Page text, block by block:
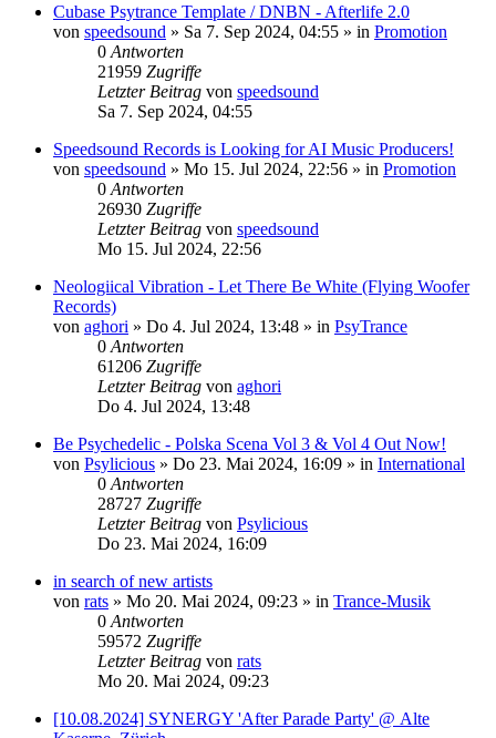
Cubase Psytrance Template / DNBN - Afterlife 2.0
von speedsound » Sa 7. Sep 2024, 04:55 » in Promotion
0 Antworten
21959 Zugriffe
Letzter Beitrag von speedsound
Sa 7. Sep 2024, 04:55
Speedsound Records is Looking for AI Music Producers!
von speedsound » Mo 15. Jul 2024, 22:56 » in Promotion
0 Antworten
26930 Zugriffe
Letzter Beitrag von speedsound
Mo 15. Jul 2024, 22:56
Neologiical Vibration - Let There Be White (Flying Woofer
Records)
von aghori » Do 4. Jul 2024, 13:48 » in PsyTrance
0 Antworten
61206 Zugriffe
Letzter Beitrag von aghori
Do 4. Jul 2024, 13:48
Be Psychedelic - Polska Scena Vol 3 & Vol 4 Out Now!
von Psylicious » Do 23. Mai 2024, 16:09 » in International
0 Antworten
28727 Zugriffe
Letzter Beitrag von Psylicious
Do 23. Mai 2024, 16:09
in search of new artists
von rats » Mo 20. Mai 2024, 09:23 » in Trance-Musik
0 Antworten
59572 Zugriffe
Letzter Beitrag von rats
Mo 20. Mai 2024, 09:23
[10.08.2024] SYNERGY 'After Parade Party' @ Alte